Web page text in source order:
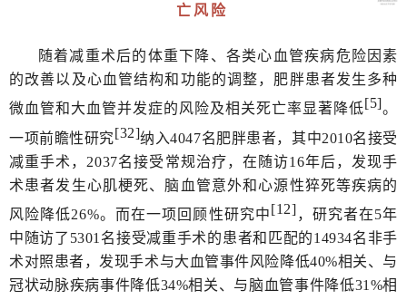
亡风险
随着减重术后的体重下降、各类心血管疾病危险因素
的改善以及心血管结构和功能的调整，肥胖患者发生多种
微血管和大血管并发症的风险及相关死亡率显著降低[5]。
一项前瞻性研究[32]纳入4047名肥胖患者，其中2010名接受
减重手术，2037名接受常规治疗，在随访16年后，发现手
术患者发生心肌梗死、脑血管意外和心源性猝死等疾病的
风险降低26%。而在一项回顾性研究中[12]，研究者在5年
中随访了5301名接受减重手术的患者和匹配的14934名非手
术对照患者，发现手术与大血管事件风险降低40%相关、与
冠状动脉疾病事件降低34%相关、与脑血管事件降低31%相